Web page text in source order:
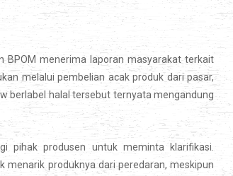
BPOM menerima laporan masyarakat terkait
melalui pembelian acak produk dari pasar,
berlabel halal tersebut ternyata mengandung
pihak produsen untuk meminta klarifikasi.
menarik produknya dari peredaran, meskipun